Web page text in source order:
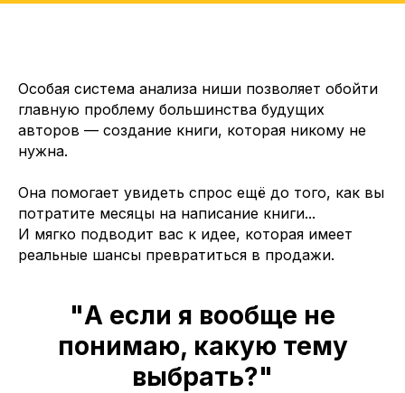
Особая система анализа ниши позволяет обойти
главную проблему большинства будущих
авторов — создание книги, которая никому не
нужна.
Она помогает увидеть спрос ещё до того, как вы
потратите месяцы на написание книги...
И мягко подводит вас к идее, которая имеет
реальные шансы превратиться в продажи.
"А если я вообще не
понимаю, какую тему
выбрать?"